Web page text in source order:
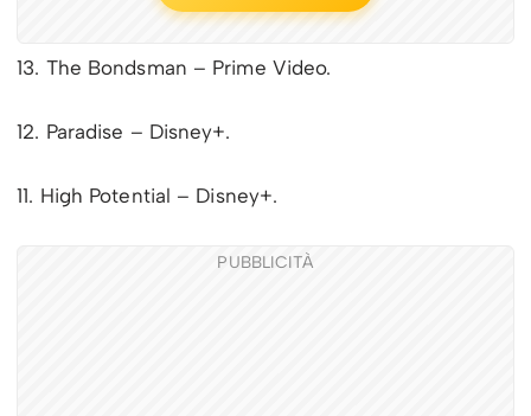
13. The Bondsman – Prime Video.
12. Paradise – Disney+.
11. High Potential – Disney+.
PUBBLICITÀ